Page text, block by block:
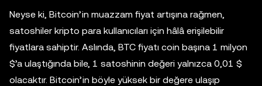
Neyse ki, Bitcoin’in muazzam fiyat artışına rağmen,
satoshiler kripto para kullanıcıları için hâlâ erişilebilir
fiyatlara sahiptir. Aslında, BTC fiyatı coin başına 1 milyon
$’a ulaştığında bile, 1 satoshinin değeri yalnızca 0,01 $
olacaktır. Bitcoin’in böyle yüksek bir değere ulaşıp